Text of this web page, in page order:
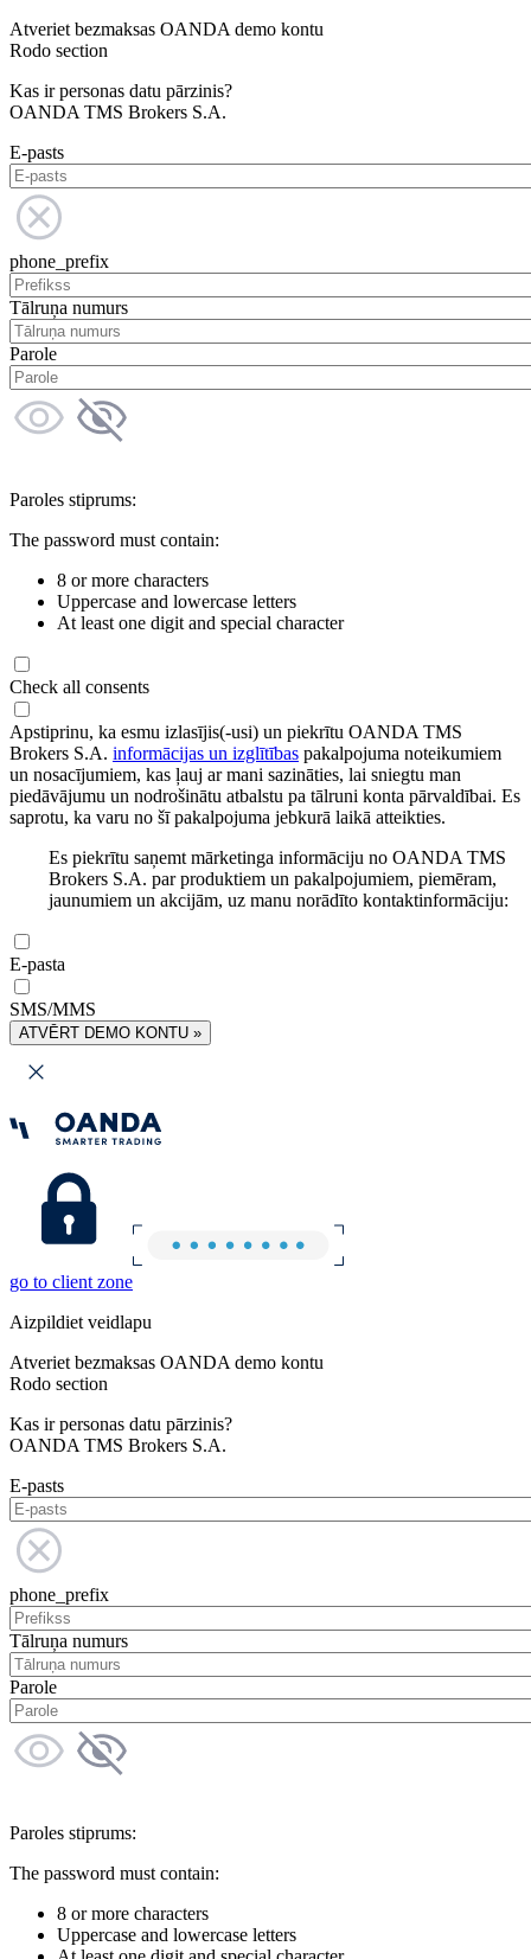
Atveriet bezmaksas OANDA demo kontu
Rodo section
Kas ir personas datu pārzinis?
OANDA TMS Brokers S.A.
E-pasts
phone_prefix
Tālruņa numurs
Parole
Paroles stiprums:
The password must contain:
8 or more characters
Uppercase and lowercase letters
At least one digit and special character
Check all consents
Apstiprinu, ka esmu izlasījis(-usi) un piekrītu OANDA TMS
Brokers S.A. informācijas un izglītības pakalpojuma noteikumiem
un nosacījumiem, kas ļauj ar mani sazināties, lai sniegtu man
piedāvājumu un nodrošinātu atbalstu pa tālruni konta pārvaldībai. Es
saprotu, ka varu no šī pakalpojuma jebkurā laikā atteikties.
Es piekrītu saņemt mārketinga informāciju no OANDA TMS
Brokers S.A. par produktiem un pakalpojumiem, piemēram,
jaunumiem un akcijām, uz manu norādīto kontaktinformāciju:
E-pasta
SMS/MMS
ATVĒRT DEMO KONTU »
go to client zone
Aizpildiet veidlapu
Atveriet bezmaksas OANDA demo kontu
Rodo section
Kas ir personas datu pārzinis?
OANDA TMS Brokers S.A.
E-pasts
phone_prefix
Tālruņa numurs
Parole
Paroles stiprums:
The password must contain:
8 or more characters
Uppercase and lowercase letters